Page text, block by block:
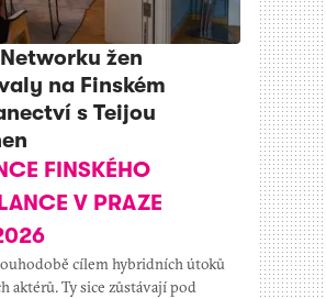
žen
na Finském
s Teijou
FINSKÉHO
V PRAZE
cílem hybridních útoků
aktérů. Ty sice zůstávají pod